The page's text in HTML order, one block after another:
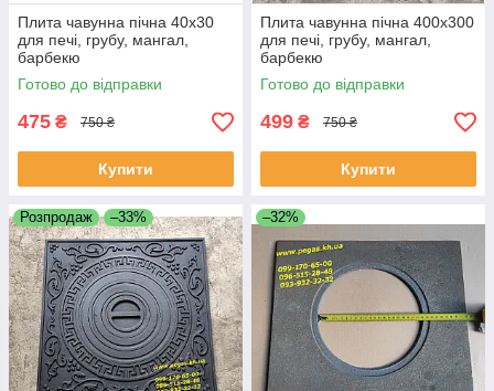
Плита чавунна пічна 40х30
для печі, грубу, мангал,
барбекю
Готово до відправки
475 ₴ 750 ₴
Купити
Плита чавунна пічна 400х300
для печі, грубу, мангал,
барбекю
Готово до відправки
499 ₴ 750 ₴
Купити
Розпродаж –33% –32%